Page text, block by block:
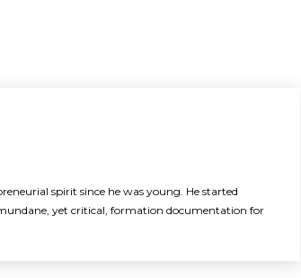
spirit since he was young. He started
yet critical, formation documentation for